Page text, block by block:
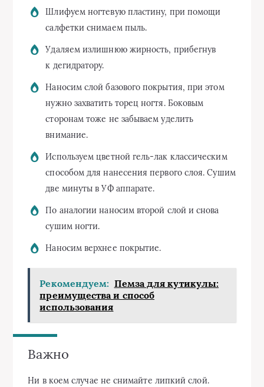
Шлифуем ногтевую пластину, при помощи
салфетки снимаем пыль.
Удаляем излишнюю жирность, прибегнув
к дегидратору.
Наносим слой базового покрытия, при этом
нужно захватить торец ногтя. Боковым
сторонам тоже не забываем уделить
внимание.
Используем цветной гель-лак классическим
способом для нанесения первого слоя. Сушим
две минуты в УФ аппарате.
По аналогии наносим второй слой и снова
сушим ногти.
Наносим верхнее покрытие.
Рекомендуем: Пемза для кутикулы:
преимущества и способ
использования
Важно
Ни в коем случае не снимайте липкий слой.